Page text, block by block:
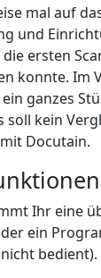
mal auf
und
ersten
konnte. Im
ganzes
soll kein
Docutain.
Ihr eine
ein